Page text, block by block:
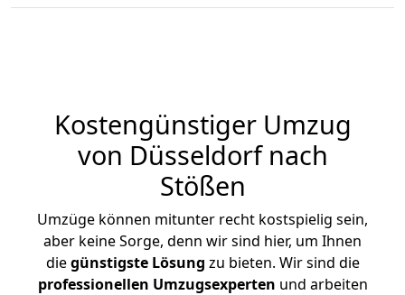
Kostengünstiger Umzug
von Düsseldorf nach
Stößen
Umzüge können mitunter recht kostspielig sein,
aber keine Sorge, denn wir sind hier, um Ihnen
diegünstigste Lösung zu bieten. Wir sind die
professionellen Umzugsexperten und arbeiten